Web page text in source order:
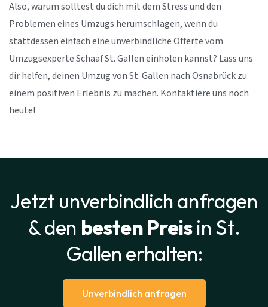
Also, warum solltest du dich mit dem Stress und den
Problemen eines Umzugs herumschlagen, wenn du
stattdessen einfach eine unverbindliche Offerte vom
Umzugsexperte Schaaf St. Gallen einholen kannst? Lass uns
dir helfen, deinen Umzug von St. Gallen nach Osnabrück zu
einem positiven Erlebnis zu machen. Kontaktiere uns noch
heute!
Jetzt unverbindlich anfragen
& den besten Preisin St.
Gallen erhalten:
Unverbindlich anfragen